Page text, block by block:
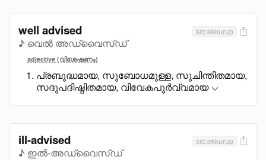
well advised
♪ വെൽ അഡ്വൈസ്ഡ്
src:ekkurup
adjective (വിശേഷണം)
പ്രബുദ്ധമായ, സുബോധമുള്ള, സുചിന്തിതമായ,
സദുപദിഷ്ഠിതമായ, വിവേകപൂർവ്വമായ
ill-advised
♪ ഇൽ-അഡ്വൈസ്ഡ്
src:ekkurup